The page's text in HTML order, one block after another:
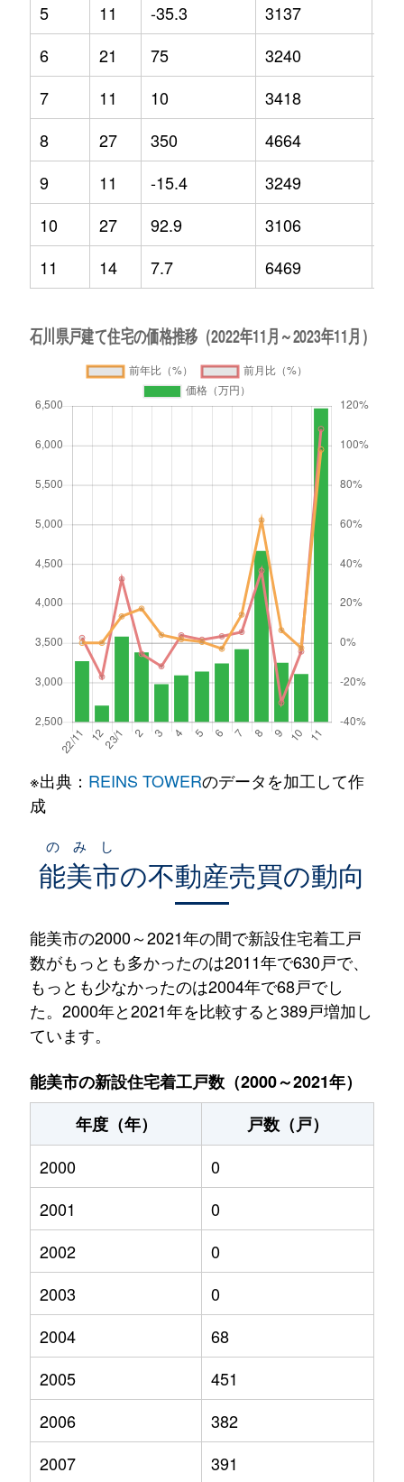
5
11 -35.3 3137
6
21 75 3240
7
11 10 3418
8
27 350 4664
9
11 -15.4 3249
10
27 92.9 3106
11
14 7.7 6469
※出典： REINS TOWERのデータを加工して作
成
能美市
のみし
の不動産売買の動向
能美市の2000～2021年の間で新設住宅着工戸
数がもっとも多かったのは2011年で630戸で、
もっとも少なかったのは2004年で68戸でし
た。2000年と2021年を比較すると389戸増加し
ています。
能美市の新設住宅着工戸数（2000～2021年）
年度（年）
戸数（戸）
2000
0
2001
0
2002
0
2003
0
2004
68
2005
451
2006
382
2007
391